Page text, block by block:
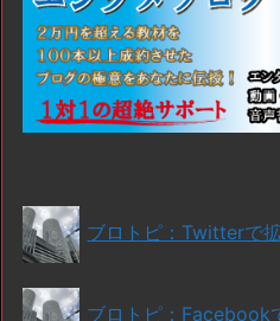
ブロトピ：Twitterで
ブロトピ：Facebook